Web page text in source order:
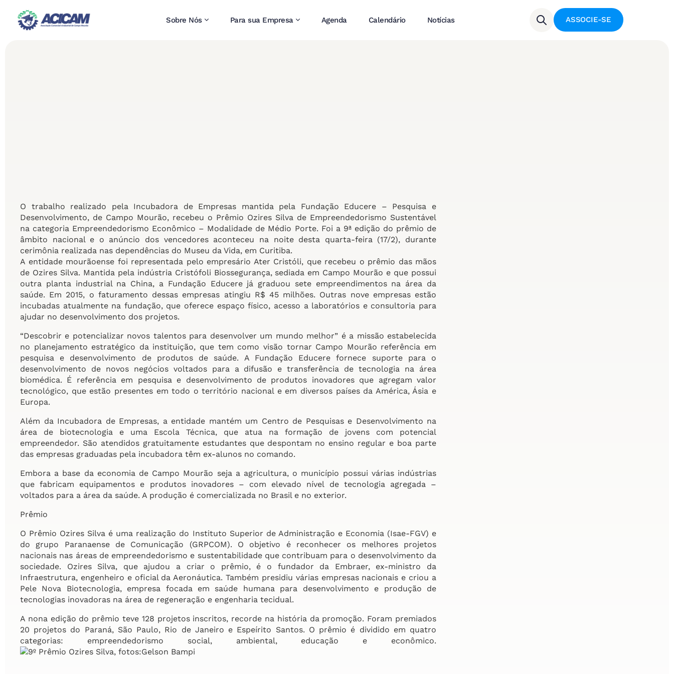
Sobre Nós Para sua Empresa Agenda Calendário Notícias ASSOCIE-SE
O trabalho realizado pela Incubadora de Empresas mantida pela Fundação Educere – Pesquisa e
Desenvolvimento, de Campo Mourão, recebeu o Prêmio Ozires Silva de Empreendedorismo Sustentável
na categoria Empreendedorismo Econômico – Modalidade de Médio Porte. Foi a 9ª edição do prêmio de
âmbito nacional e o anúncio dos vencedores aconteceu na noite desta quarta-feira (17/2), durante
cerimônia realizada nas dependências do Museu da Vida, em Curitiba.
A entidade mourãoense foi representada pelo empresário Ater Cristóli, que recebeu o prêmio das mãos
de Ozires Silva. Mantida pela indústria Cristófoli Biossegurança, sediada em Campo Mourão e que possui
outra planta industrial na China, a Fundação Educere já graduou sete empreendimentos na área da
saúde. Em 2015, o faturamento dessas empresas atingiu R$ 45 milhões. Outras nove empresas estão
incubadas atualmente na fundação, que oferece espaço físico, acesso a laboratórios e consultoria para
ajudar no desenvolvimento dos projetos.
“Descobrir e potencializar novos talentos para desenvolver um mundo melhor” é a missão estabelecida
no planejamento estratégico da instituição, que tem como visão tornar Campo Mourão referência em
pesquisa e desenvolvimento de produtos de saúde. A Fundação Educere fornece suporte para o
desenvolvimento de novos negócios voltados para a difusão e transferência de tecnologia na área
biomédica. É referência em pesquisa e desenvolvimento de produtos inovadores que agregam valor
tecnológico, que estão presentes em todo o território nacional e em diversos países da América, Ásia e
Europa.
Além da Incubadora de Empresas, a entidade mantém um Centro de Pesquisas e Desenvolvimento na
área de biotecnologia e uma Escola Técnica, que atua na formação de jovens com potencial
empreendedor. São atendidos gratuitamente estudantes que despontam no ensino regular e boa parte
das empresas graduadas pela incubadora têm ex-alunos no comando.
Embora a base da economia de Campo Mourão seja a agricultura, o município possui várias indústrias
que fabricam equipamentos e produtos inovadores – com elevado nível de tecnologia agregada –
voltados para a área da saúde. A produção é comercializada no Brasil e no exterior.
Prêmio
O Prêmio Ozires Silva é uma realização do Instituto Superior de Administração e Economia (Isae-FGV) e
do grupo Paranaense de Comunicação (GRPCOM). O objetivo é reconhecer os melhores projetos
nacionais nas áreas de empreendedorismo e sustentabilidade que contribuam para o desenvolvimento da
sociedade. Ozires Silva, que ajudou a criar o prêmio, é o fundador da Embraer, ex-ministro da
Infraestrutura, engenheiro e oficial da Aeronáutica. Também presidiu várias empresas nacionais e criou a
Pele Nova Biotecnologia, empresa focada em saúde humana para desenvolvimento e produção de
tecnologias inovadoras na área de regeneração e engenharia tecidual.
A nona edição do prêmio teve 128 projetos inscritos, recorde na história da promoção. Foram premiados
20 projetos do Paraná, São Paulo, Rio de Janeiro e Espeírito Santos. O prêmio é dividido em quatro
categorias: empreendedorismo social, ambiental, educação e econômico.